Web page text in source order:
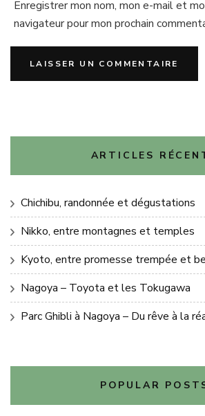
Enregistrer mon nom, mon e-mail et
navigateur pour mon prochain
ARTICLES
Chichibu, randonnée et dégustations
Nikko, entre montagnes et temples
Kyoto, entre promesse trempée et
Nagoya – Toyota et les Tokugawa
Parc Ghibli à Nagoya – Du rêve à la
POPULAR